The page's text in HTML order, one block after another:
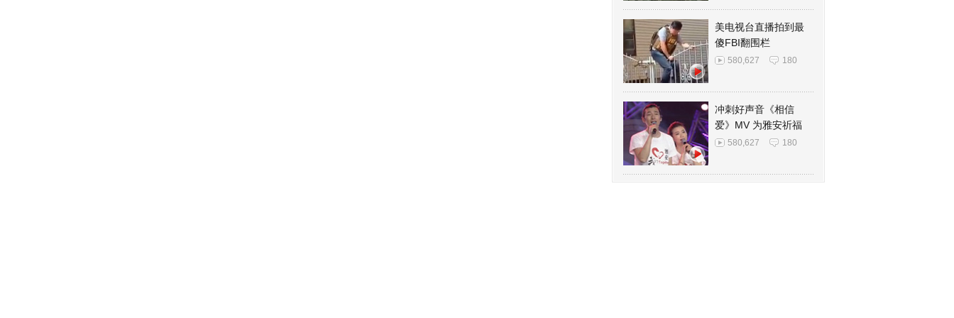
美电视台直播拍到最
傻FBI翻围栏
580,627 180
冲刺好声音《相信
爱》MV 为雅安祈福
580,627 180